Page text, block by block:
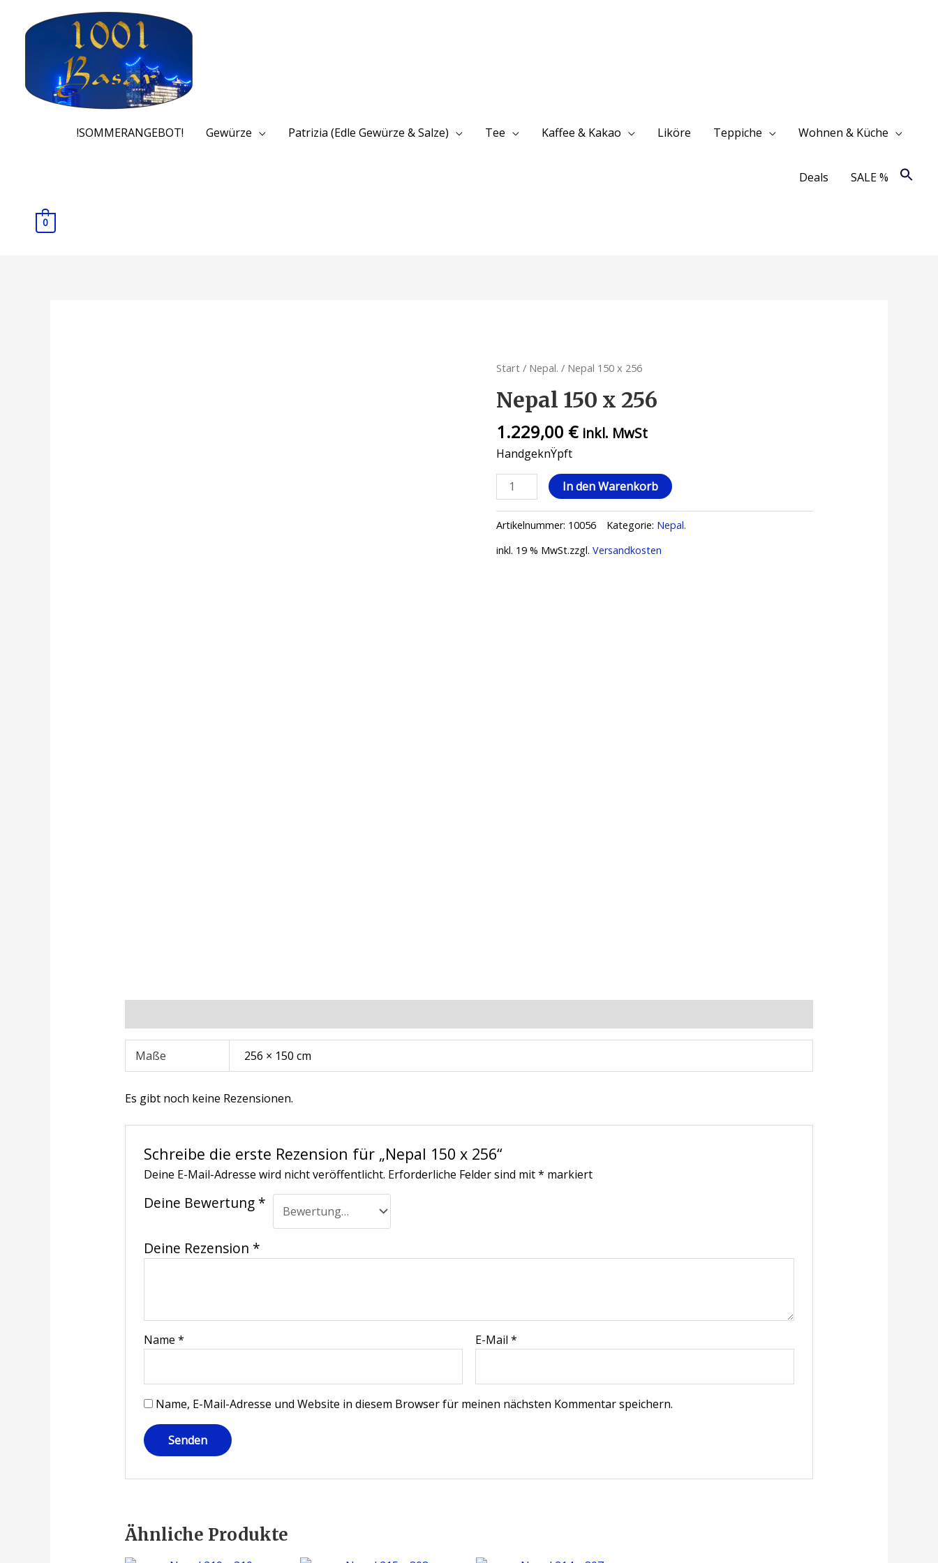
!SOMMERANGEBOT! Gewürze Patrizia (Edle Gewürze & Salze) Tee Kaffee & Kakao Liköre Teppiche Wohnen & Küche
Deals SALE %
0
Start / Nepal. / Nepal 150 x 256
Nepal 150 x 256
1.229,00 € inkl. MwSt
HandgeknŸpft
In den Warenkorb
Artikelnummer: 10056 Kategorie: Nepal.
inkl. 19 % MwSt.zzgl.Versandkosten
Maße 256 × 150 cm
Es gibt noch keine Rezensionen.
Schreibe die erste Rezension für „Nepal 150 x 256“
Deine E-Mail-Adresse wird nicht veröffentlicht. Erforderliche Felder sind mit* markiert
Deine Bewertung *
Deine Rezension *
Name* E-Mail*
Name, E-Mail-Adresse und Website in diesem Browser für meinen nächsten Kommentar speichern.
Ähnliche Produkte